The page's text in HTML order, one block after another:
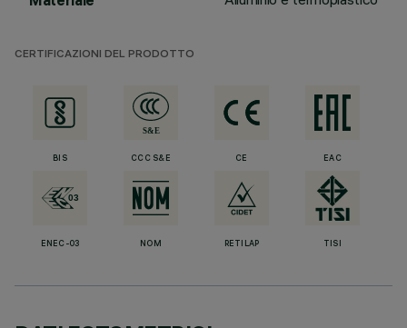
CERTIFICAZIONI DEL PRODOTTO
BIS CCC S&E CE EAC
ENEC-03 NOM RETILAP TISI